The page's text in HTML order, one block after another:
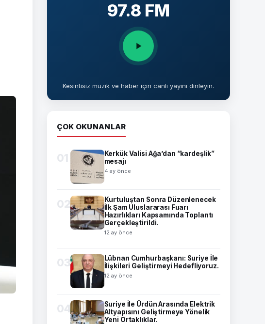
97.8 FM
Kesintisiz müzik ve haber için canlı yayını dinleyin.
ÇOK OKUNANLAR
01
Kerkük Valisi Ağa’dan “kardeşlik”
mesajı
4 ay önce
02
Kurtuluştan Sonra Düzenlenecek
İlk Şam Uluslararası Fuarı
Hazırlıkları Kapsamında Toplantı
Gerçekleştirildi.
12 ay önce
03
Lübnan Cumhurbaşkanı: Suriye İle
İlişkileri Geliştirmeyi Hedefliyoruz.
12 ay önce
04
Suriye İle Ürdün Arasında Elektrik
Altyapısını Geliştirmeye Yönelik
Yeni Ortaklıklar.